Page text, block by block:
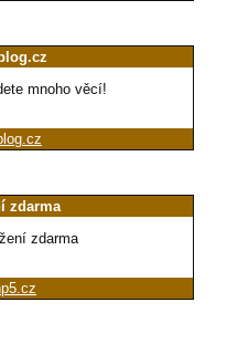
mnoho věcí!
zdarma
zdarma